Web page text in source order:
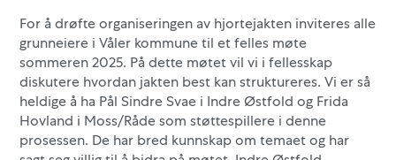
For å drøfte organiseringen av hjortejakten inviteres alle
grunneiere i Våler kommune til et felles møte
sommeren 2025. På dette møtet vil vi i fellesskap
diskutere hvordan jakten best kan struktureres. Vi er så
heldige å ha Pål Sindre Svae i Indre Østfold og Frida
Hovland i Moss/Råde som støttespillere i denne
prosessen. De har bred kunnskap om temaet og har